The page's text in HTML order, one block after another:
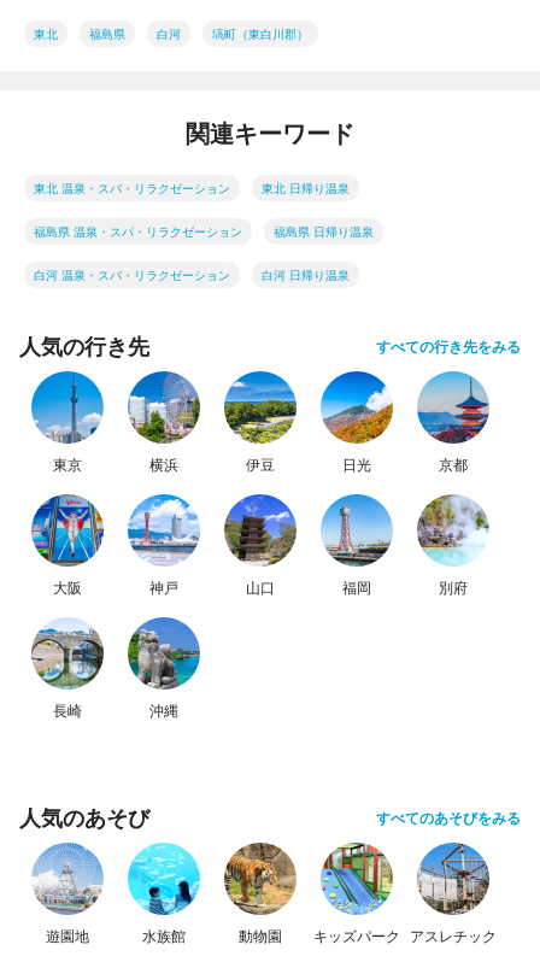
東北 福島県 白河 塙町（東白川郡）
関連キーワード
東北 温泉・スパ・リラクゼーション 東北 日帰り温泉
福島県 温泉・スパ・リラクゼーション 福島県 日帰り温泉
白河 温泉・スパ・リラクゼーション 白河 日帰り温泉
人気の行き先 すべての行き先をみる
東京 横浜 伊豆 日光 京都
大阪 神戸 山口 福岡 別府
長崎 沖縄
人気のあそび すべてのあそびをみる
遊園地 水族館 動物園 キッズパーク アスレチック